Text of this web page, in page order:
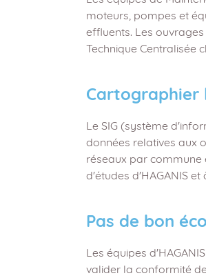
moteurs, pompes et
effluents. Les
Technique Centralisée
Cartographier
Le SIG (système
données relatives aux
réseaux par commune
d'études d'HAGANIS
Pas de bon
Les équipes
valider la conformité